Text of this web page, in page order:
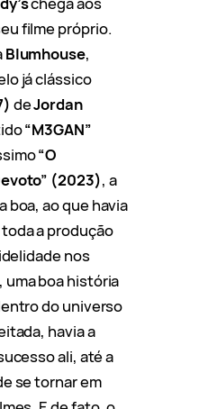
filme próprio.
Blumhouse,
já clássico
deJordan
“M3GAN”
“O
(2023), a
boa, ao que havia
a produção
nos
boa história
do universo
havia a
ali, até a
se tornar em